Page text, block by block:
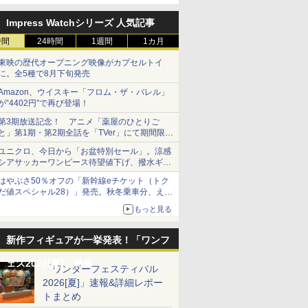
Impress Watchシリーズ 人気記事
24時間 1週間 1カ月
映の歴代オープニング映像がカプセルトイ
。全5種で8月下旬発売
、ウイスキー「フロム・ザ・バレル」
“4402円”で再び登場！
3期放送記念！ アニメ「薬屋のひとりご
」第1期・第2期全話を「TVer」にて期間限定
順次無料配信開始
ニクロ、今日から「お盆特別セール」。涼感
アサッカーワンピース待望値下げ、撥水ギア
ョーツは1990円に
やぶさ50％オフの「新幹線eチケット（トク
値スペシャル28）」発売。秋冬乗車分、えき
もっと見る
新作フィギュアが一挙発表！「ワンフ
ェス2026[夏]」特集「ワンダーフェスティバル
2026[夏]」速報&詳細レポー
トまとめ